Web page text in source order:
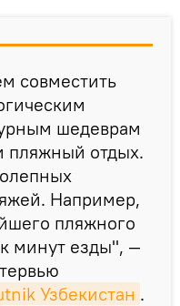
совместить
шедеврам
пляжный отдых.
Например,
пляжного
минут езды", —
Узбекистан .